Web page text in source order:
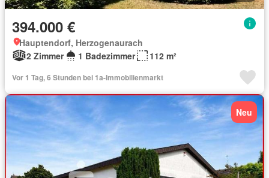
394.000 €
Hauptendorf, Herzogenaurach
2 Zimmer
1 Badezimmer 112 m²
Vor 1 Tag, 6 Stunden bei 1a-Immobilienmarkt
Neu